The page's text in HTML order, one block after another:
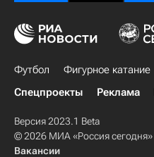
Футбол Фигурное катание
Спецпроекты
Реклама
Версия 2023.1 Beta
© 2026 МИА «Россия сегодня»
Вакансии